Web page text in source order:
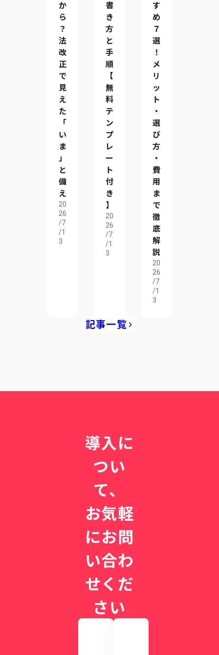
か
ら
？
法
改
正
で
見
え
た
「
い
ま
」
と
備
え
20
26
/7
/1
3
書
き
方
と
手
順
【
無
料
テ
ン
プ
レ
ー
ト
付
き
】
20
26
/7
/1
3
す
め
７
選
！
メ
リ
ッ
ト
・
選
び
方
・
費
用
ま
で
徹
底
解
説
20
26
/7
/1
3
記事一覧
導入に
つい
て、
お気軽
にお問
い合わ
せくだ
さい